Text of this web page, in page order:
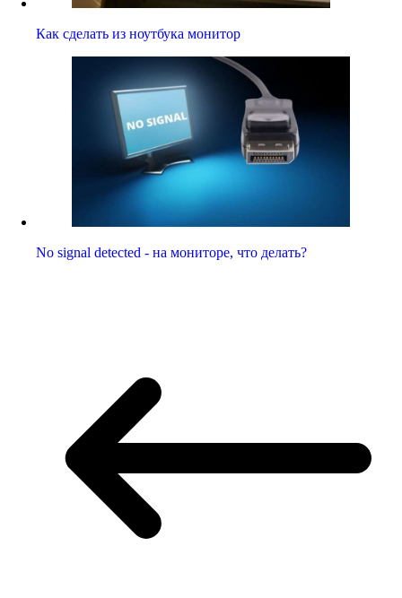
Как сделать из ноутбука монитор
No signal detected - на мониторе, что делать?